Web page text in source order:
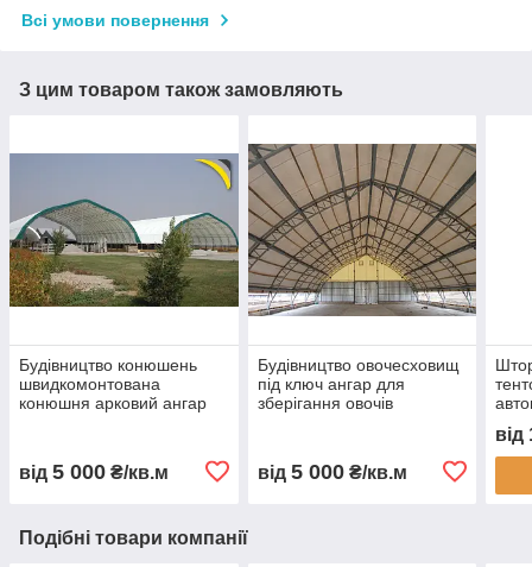
Всі умови повернення
З цим товаром також замовляють
Будівництво конюшень
швидкомонтована
конюшня арковий ангар
будівництво
від 5 000 ₴/кв.м
Будівництво овочесховищ
під ключ ангар для
зберігання овочів
овочесховище
від 5 000₴/кв.м
від
Подібні товари компанії